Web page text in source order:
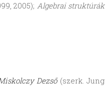
2005); Algebrai struktúrák
Dezső(szerk. Jung